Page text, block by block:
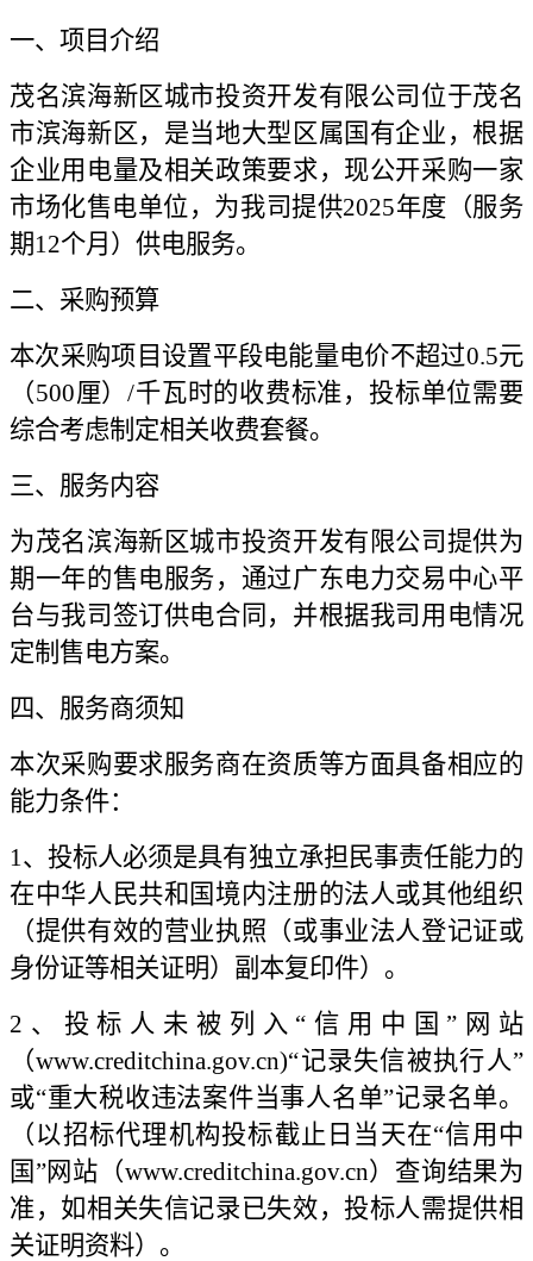
一、项目介绍
茂名滨海新区城市投资开发有限公司位于茂名
市滨海新区，是当地大型区属国有企业，根据
企业用电量及相关政策要求，现公开采购一家
市场化售电单位，为我司提供2025年度（服务
期12个月）供电服务。
二、采购预算
本次采购项目设置平段电能量电价不超过0.5元
（500厘）/千瓦时的收费标准，投标单位需要
综合考虑制定相关收费套餐。
三、服务内容
为茂名滨海新区城市投资开发有限公司提供为
期一年的售电服务，通过广东电力交易中心平
台与我司签订供电合同，并根据我司用电情况
定制售电方案。
四、服务商须知
本次采购要求服务商在资质等方面具备相应的
能力条件：
1、投标人必须是具有独立承担民事责任能力的
在中华人民共和国境内注册的法人或其他组织
（提供有效的营业执照（或事业法人登记证或
身份证等相关证明）副本复印件）。
2、投标人未被列入“信用中国”网站
（www.creditchina.gov.cn)“记录失信被执行人”
或“重大税收违法案件当事人名单”记录名单。
（以招标代理机构投标截止日当天在“信用中
国”网站（www.creditchina.gov.cn）查询结果为
准，如相关失信记录已失效，投标人需提供相
关证明资料）。